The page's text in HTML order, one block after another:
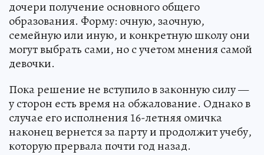
дочери получение основного общего
образования. Форму: очную, заочную,
семейную или иную, и конкретную школу они
могут выбрать сами, но с учетом мнения самой
девочки.
Пока решение не вступило в законную силу —
у сторон есть время на обжалование. Однако в
случае его исполнения 16-летняя омичка
наконец вернется за парту и продолжит учебу,
которую прервала почти год назад.